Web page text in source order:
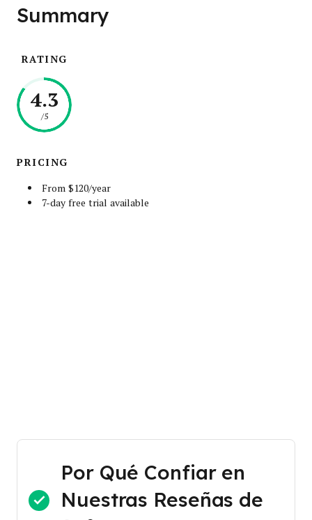
Summary
RATING
4.3
/5
PRICING
From $120/year
7-day free trial available
Por Qué Confiar en
Nuestras Reseñas de